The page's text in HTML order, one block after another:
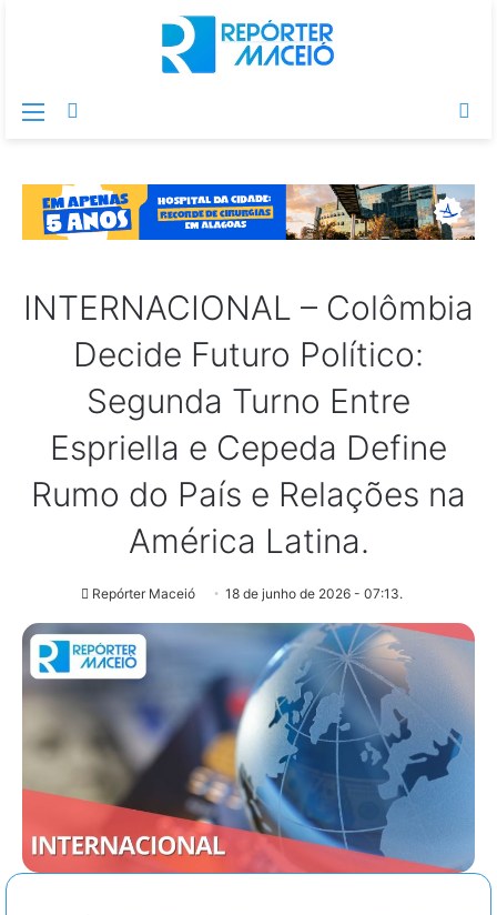
Menu
INTERNACIONAL – Colômbia
Decide Futuro Político:
Segunda Turno Entre
Espriella e Cepeda Define
Rumo do País e Relações na
América Latina.
Repórter Maceió 18 de junho de 2026 - 07:13.